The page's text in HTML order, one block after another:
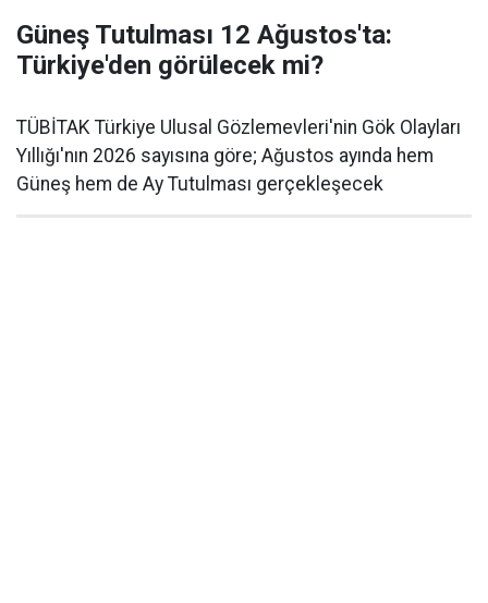
Güneş Tutulması 12 Ağustos'ta:
Türkiye'den görülecek mi?
TÜBİTAK Türkiye Ulusal Gözlemevleri'nin Gök Olayları
Yıllığı'nın 2026 sayısına göre; Ağustos ayında hem
Güneş hem de Ay Tutulması gerçekleşecek